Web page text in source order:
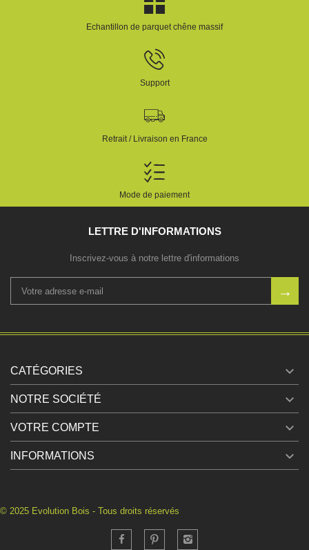
Echantillon de parquet chêne massif
Support
Retrait / Livraison en France
Mode de paiement
LETTRE D'INFORMATIONS
Inscrivez-vous à notre lettre d'informations
CATÉGORIES 
NOTRE SOCIÉTÉ 
VOTRE COMPTE 
INFORMATIONS 
© 2025 Evolution Bois - Tous droits réservés